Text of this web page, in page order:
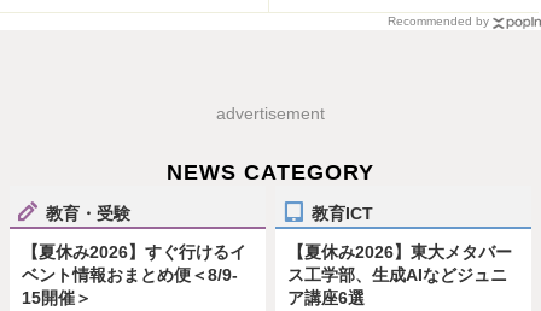
Recommended by
advertisement
NEWS CATEGORY
教育・受験
【夏休み2026】すぐ行けるイ
ベント情報おまとめ便＜8/9-
15開催＞
教育ICT
【夏休み2026】東大メタバー
ス工学部、生成AIなどジュニ
ア講座6選